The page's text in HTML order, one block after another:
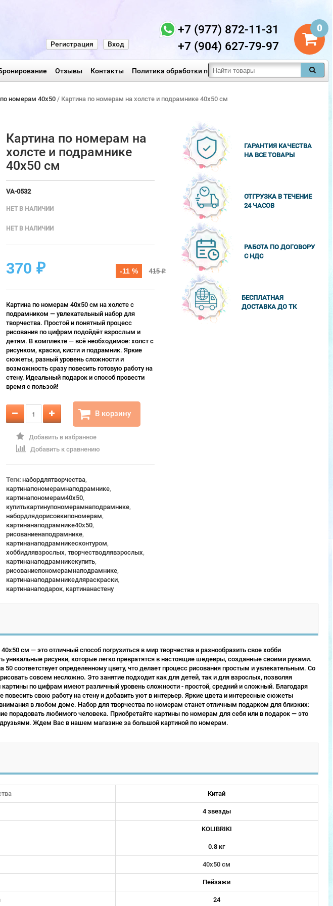
0
+7 (977) 872-11-31
+7 (904) 627-79-97
Вход
Регистрация
Отзывы Контакты Политика обработки персональных данных
номерам 40х50 / Картина по номерам на холсте и подрамнике 40х50 см
Картина по номерам на
холсте и подрамнике
40х50 см
VA-0532
НЕТ В НАЛИЧИИ
НЕТ В НАЛИЧИИ
370 ₽ -11 % 415₽
Картина по номерам 40х50 см на холсте с
подрамником — увлекательный набор для
творчества. Простой и понятный процесс
рисования по цифрам подойдёт взрослым и
детям. В комплекте — всё необходимое: холст с
рисунком, краски, кисти и подрамник. Яркие
сюжеты, разный уровень сложности и
возможность сразу повесить готовую работу на
стену. Идеальный подарок и способ провести
время с пользой!
В корзину
Добавить в избранное
Добавить к сравнению
Теги: набордлятворчества,
картинапономерамнаподрамнике,
картинапономерам40x50,
купитькартинупономерамнаподрамнике,
набордлядорисовкипономерам,
картинанаподрамнике40x50,
рисованиенаподрамнике,
картинанаподрамникесконтуром,
хоббидлявзрослых, творчестводлявзрослых,
картинанаподрамникекупить,
рисованиепономерамнаподрамнике,
картинанаподрамникедляраскраски,
картинанаподарок, картинанастену
ГАРАНТИЯ КАЧЕСТВА
НА ВСЕ ТОВАРЫ
ОТГРУЗКА В ТЕЧЕНИЕ
24 ЧАСОВ
РАБОТА ПО ДОГОВОРУ
С НДС
БЕСПЛАТНАЯ
ДОСТАВКА ДО ТК
см — это отличный способ погрузиться в мир творчества и разнообразить свое хобби
рисунки, которые легко превратятся в настоящие шедевры, созданные своими руками.
соответствует определенному цвету, что делает процесс рисования простым и увлекательным. Со
совсем несложно. Это занятие подходит как для детей, так и для взрослых, позволяя
по цифрам имеют различный уровень сложности - простой, средний и сложный. Благодаря
свою работу на стену и добавить уют в интерьер. Яркие цвета и интересные сюжеты
в любом доме. Набор для творчества по номерам станет отличным подарком для близких:
порадовать любимого человека. Приобретайте картины по номерам для себя или в подарок — это
Ждем Вас в нашем магазине за большой картиной по номерам.
Китай
4 звезды
KOLIBRIKI
0.8 кг
40х50 см
Пейзажи
24